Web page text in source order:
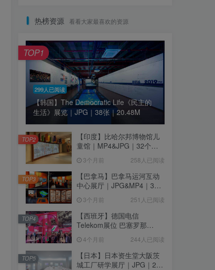
热榜资源 看看大家最喜欢的资源
299人已阅读
【韩国】The Democratic Life《民主的
生活》展览｜JPG｜38张｜20.48M
TOP1
【印度】比哈尔邦博物馆儿
童馆｜MP4&JPG｜32个｜
3个月前 258人已阅读
TOP2
【巴拿马】巴拿马运河互动
中心展厅｜JPG&MP4｜39
3个月前 251人已阅读
TOP3
【西班牙】德国电信
Telekom展位 巴塞罗那
｜77.42M
4个月前 244人已阅读
TOP4
【日本】日本资生堂大阪茨
城工厂研学展厅｜JPG｜26
TOP5